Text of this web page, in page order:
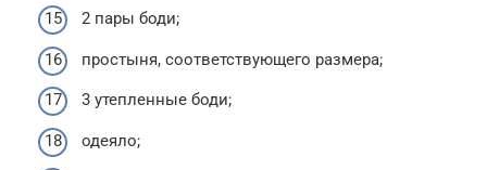
2 пары боди;
простыня, соответствующего размера;
3 утепленные боди;
одеяло;